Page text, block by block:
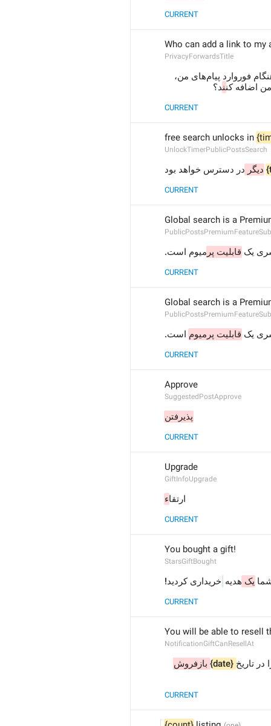
CURRENT
Who can add a link to my
PrivacyForwardsTitle
اضافه کنند؟
CURRENT
free search unlocks in
UnlockTimerPublicPostsSearch
دیگر در دسترس خواهد بود
CURRENT
Global search is a
یک قابلیت پر میوم است.
CURRENT
Global search is a
یک قابلیت پرمیوم است.
CURRENT
Approve
SuggestedPostApprove
پذیرفتن
CURRENT
Upgrade
GiftInfoUpgrade
ارتقاء
CURRENT
You bought a gift!
StarsGiftBought
یک هدیه خریداری کردید!
CURRENT
You will be able to resell
NotificationGiftCanResellAt
{date}
CURRENT